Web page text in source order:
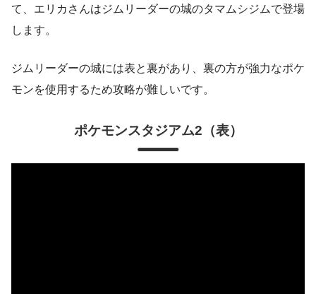
て、エリカさんはジムリーダーの城のタマムシジムで登場
します。
ジムリーダーの城には表と裏があり、裏の方が強力なポケ
モンを使用するため攻略が難しいです。
ポケモンスタジアム2 （表）